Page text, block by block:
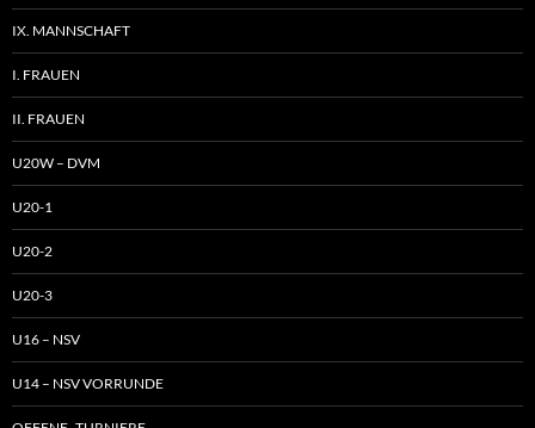
IX. MANNSCHAFT
I. FRAUEN
II. FRAUEN
U20W – DVM
U20-1
U20-2
U20-3
U16 – NSV
U14 – NSV VORRUNDE